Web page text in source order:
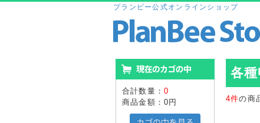
プランビー公式オンラインショップ
合計数量：0
商品金額：0円
各
4件の商